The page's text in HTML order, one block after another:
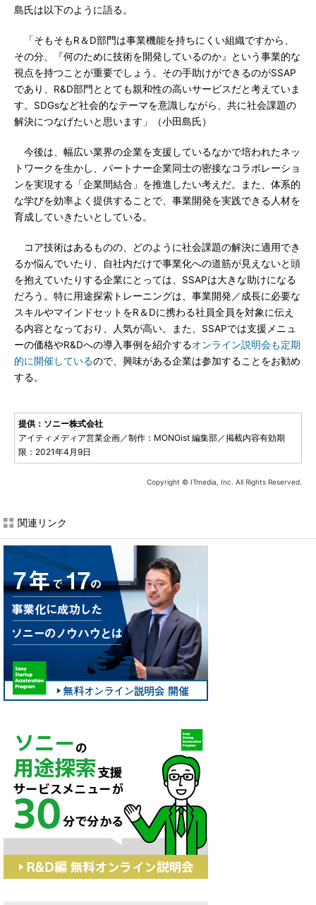
島氏は以下のように語る。
「そもそもR＆D部門は事業機能を持ちにくい組織ですから、
その分、『何のために技術を開発しているのか』という事業的な
視点を持つことが重要でしょう。その手助けができるのがSSAP
であり、R&D部門ととても親和性の高いサービスだと考えていま
す。SDGsなど社会的なテーマを意識しながら、共に社会課題の
解決につなげたいと思います」（小田島氏）
今後は、幅広い業界の企業を支援しているなかで培われたネッ
トワークを生かし、パートナー企業同士の密接なコラボレーショ
ンを実現する「企業間結合」を推進したい考えだ。また、体系的
な学びを効率よく提供することで、事業開発を実践できる人材を
育成していきたいとしている。
コア技術はあるものの、どのように社会課題の解決に適用でき
るか悩んでいたり、自社内だけで事業化への道筋が見えないと頭
を抱えていたりする企業にとっては、SSAPは大きな助けになる
だろう。特に用途探索トレーニングは、事業開発／成長に必要な
スキルやマインドセットをR＆Dに携わる社員全員を対象に伝え
る内容となっており、人気が高い。また、SSAPでは支援メニュ
ーの価格やR&Dへの導入事例を紹介するオンライン説明会も定期
的に開催しているので、興味がある企業は参加することをお勧め
する。
提供：ソニー株式会社
アイティメディア営業企画／制作：MONOist 編集部／掲載内容有効期
限：2021年4月9日
Copyright © ITmedia, Inc. All Rights Reserved.
関連リンク